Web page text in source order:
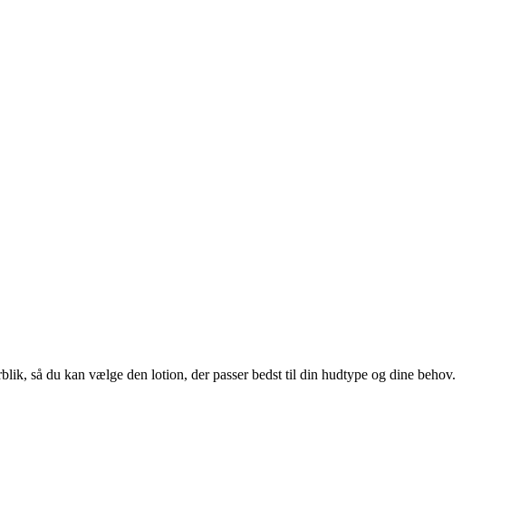
så du kan vælge den lotion, der passer bedst til din hudtype og dine behov.